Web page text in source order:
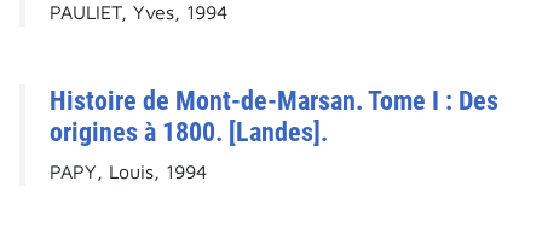
PAULIET, Yves, 1994
Histoire de Mont-de-Marsan. Tome I : Des
origines à 1800. [Landes].
PAPY, Louis, 1994